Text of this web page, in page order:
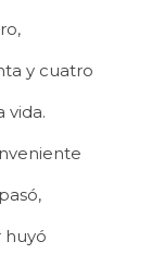
y cuatro
vida.
huyó